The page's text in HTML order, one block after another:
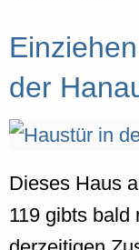
der
Dieses Haus
119 gibts bald